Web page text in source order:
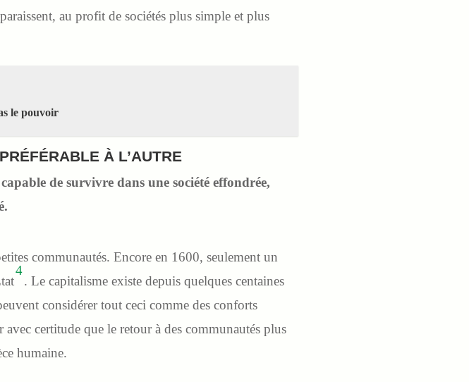
au profit de sociétés plus simple et plus
le pouvoir
À L’AUTRE
de survivre dans une société effondrée,
communautés. Encore en 1600, seulement un
4
. Le capitalisme existe depuis quelques centaines
considérer tout ceci comme des conforts
certitude que le retour à des communautés plus
humaine.